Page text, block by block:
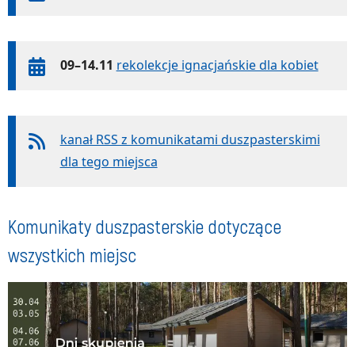
09–14.11 rekolekcje ignacjańskie dla kobiet
kanał RSS z komunikatami duszpasterskimi
dla tego miejsca
Komunikaty duszpasterskie dotyczące
wszystkich miejsc